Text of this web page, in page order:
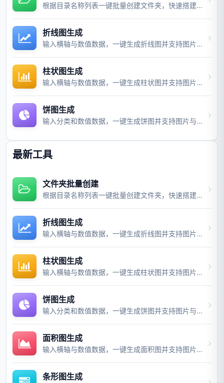
根据目录名称列表一键批量创建文件夹，快速搭建项目目录结构。
折线图生成
输入横轴与数值数据，一键生成折线图并支持图片与视频导出。
柱状图生成
输入横轴与数值数据，一键生成柱状图并支持图片与视频导出。
饼图生成
输入分类和数值数据，一键生成饼图并支持图片与视频导出。
最新工具
文件夹批量创建
根据目录名称列表一键批量创建文件夹，快速搭建项目目录结构。
折线图生成
输入横轴与数值数据，一键生成折线图并支持图片与视频导出。
柱状图生成
输入横轴与数值数据，一键生成柱状图并支持图片与视频导出。
饼图生成
输入分类和数值数据，一键生成饼图并支持图片与视频导出。
面积图生成
输入横轴与数值数据，一键生成面积图并支持图片与视频导出。
条形图生成